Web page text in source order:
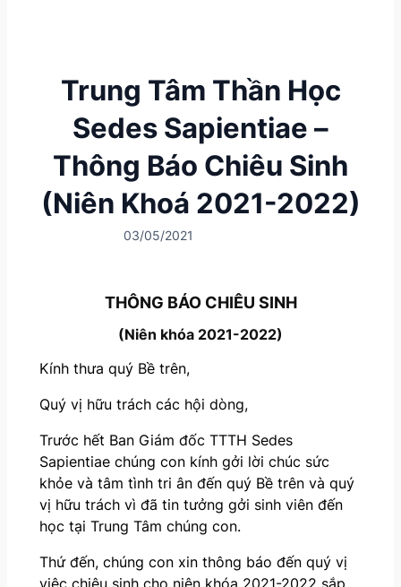
Trung Tâm Thần Học
Sedes Sapientiae –
Thông Báo Chiêu Sinh
(Niên Khoá 2021-2022)
03/05/2021
THÔNG BÁO CHIÊU SINH
(Niên khóa 2021-2022)
Kính thưa quý Bề trên,
Quý vị hữu trách các hội dòng,
Trước hết Ban Giám đốc TTTH Sedes
Sapientiae chúng con kính gởi lời chúc sức
khỏe và tâm tình tri ân đến quý Bề trên và quý
vị hữu trách vì đã tin tưởng gởi sinh viên đến
học tại Trung Tâm chúng con.
Thứ đến, chúng con xin thông báo đến quý vị
việc chiêu sinh cho niên khóa 2021-2022 sắp